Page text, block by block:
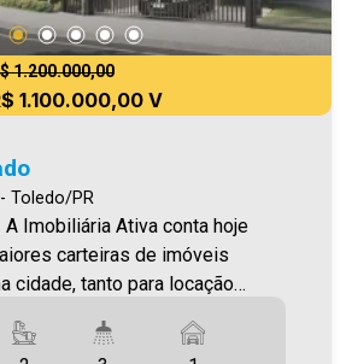
1.200.000,00
1.100.000,00 V
Toledo/PR
carteiras de imóveis
cidade, tanto para locação